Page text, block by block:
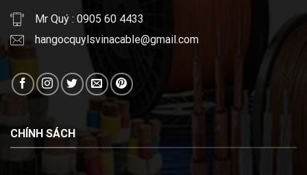
Mr Quý : 0905 60 4433
hangocquylsvinacable@gmail.com
CHÍNH SÁCH